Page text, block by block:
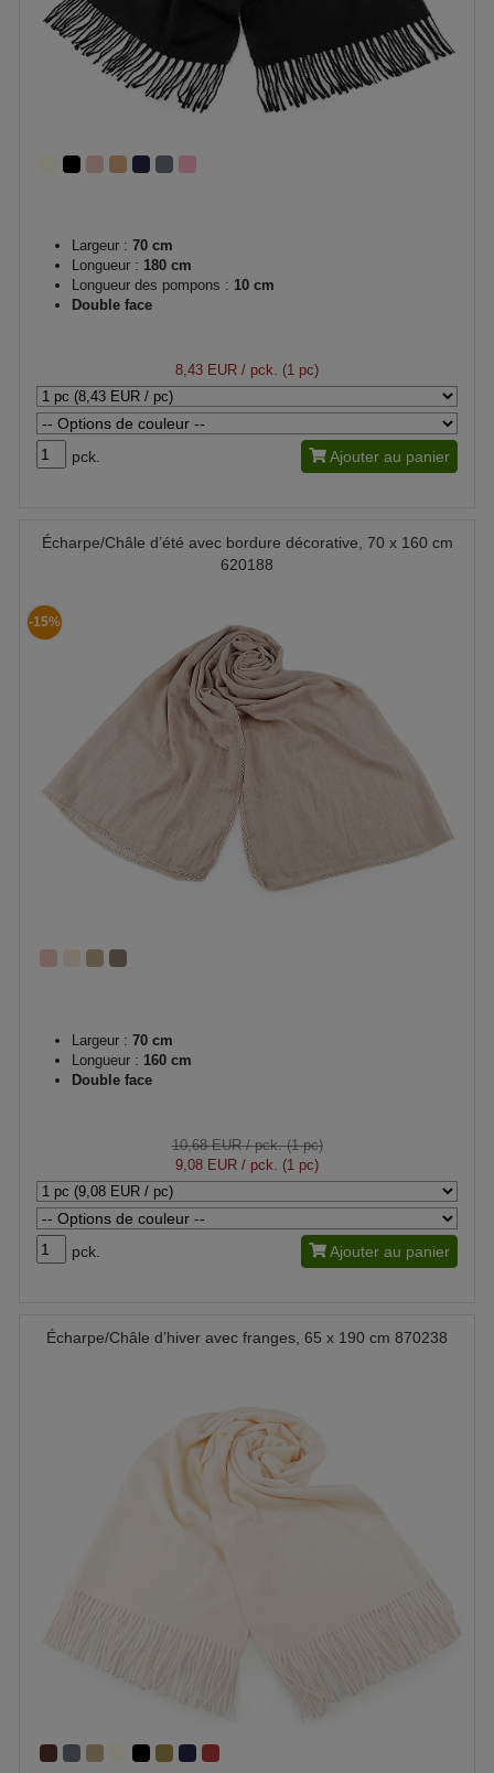
Largeur : 70 cm
Longueur : 180 cm
Longueur des pompons : 10 cm
Double face
8,43 EUR / pck. (1 pc)
pck. Ajouter au panier
Écharpe/Châle d’été avec bordure décorative, 70 x 160 cm
620188
-15%
Largeur : 70 cm
Longueur : 160 cm
Double face
10,68 EUR/ pck. (1 pc)
9,08 EUR / pck. (1 pc)
pck. Ajouter au panier
Écharpe/Châle d’hiver avec franges, 65 x 190 cm 870238